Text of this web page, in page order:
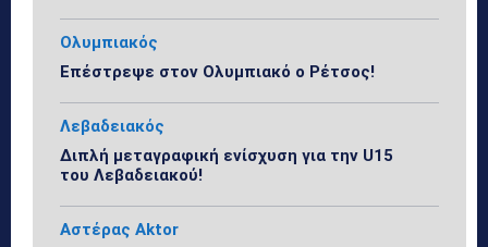
Ολυμπιακός
Επέστρεψε στον Ολυμπιακό ο Ρέτσος!
Λεβαδειακός
Διπλή μεταγραφική ενίσχυση για την U15
του Λεβαδειακού!
Αστέρας Aktor